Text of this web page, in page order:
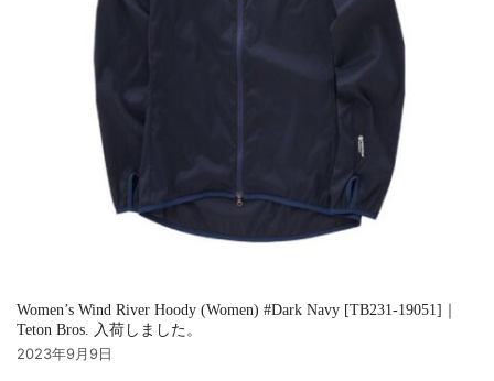
Women’s Wind River Hoody (Women) #Dark Navy [TB231-19051]｜
Teton Bros. 入荷しました。
2023年9月9日